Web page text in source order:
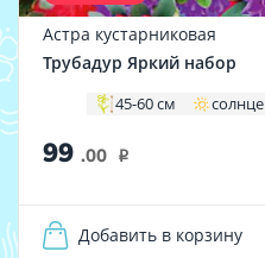
Астра кустарниковая
Трубадур Яркий набор
45-60 см солнце
99 .00 i
Добавить в корзину